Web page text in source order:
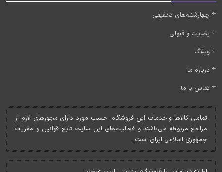
چهارشنبه‌های تخفیفی
رضایت و قبولی
وبلاگ
درباره ما
تماس با ما
تمامی کالاها و خدمات اين فروشگاه، حسب مورد دارای مجوزهای لازم از
مراجع مربوطه می‌باشند و فعاليت‌های اين سايت تابع قوانين و مقررات
جمهوری اسلامی ايران است.